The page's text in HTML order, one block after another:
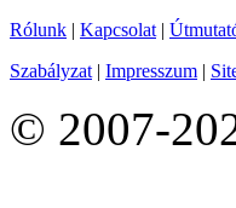
Rólunk | Kapcsolat |
Szabályzat | Impresszum |
© 2007-